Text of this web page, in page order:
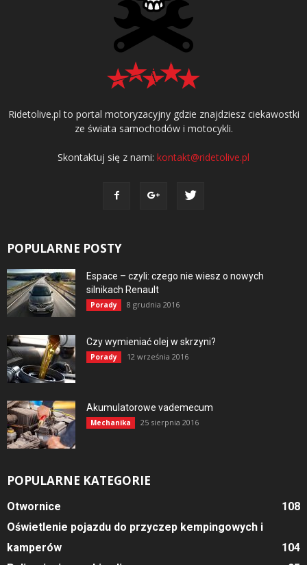
Ridetolive.pl to portal motoryzacyjny gdzie znajdziesz ciekawostki
ze świata samochodów i motocykli.
Skontaktuj się z nami: kontakt@ridetolive.pl
POPULARNE POSTY
Espace – czyli: czego nie wiesz o nowych
silnikach Renault
Porady 8 grudnia 2016
Czy wymieniać olej w skrzyni?
Porady 12 września 2016
Akumulatorowe vademecum
Mechanika 25 sierpnia 2016
POPULARNE KATEGORIE
Otwornice
108
Oświetlenie pojazdu do przyczep kempingowych i
kamperów
104